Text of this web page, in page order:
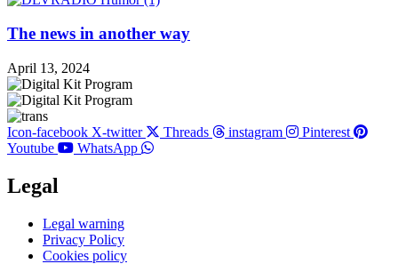
The news in another way
April 13, 2024
Icon-facebook X-twitter Threads instagram
Pinterest
Youtube
WhatsApp
Legal
Main
Menu
Legal warning
Privacy Policy
Cookies policy